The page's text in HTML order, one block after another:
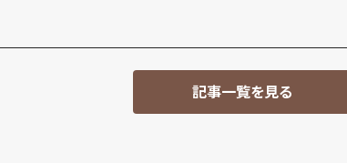
記事一覧を見る